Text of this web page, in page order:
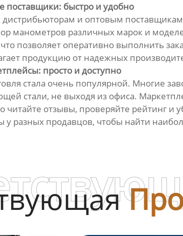
быстро и удобно
дистрибьюторам и оптовым
манометров различных марок и
позволяет оперативно выполнить
продукцию от надежных
просто и доступно
стала очень популярной. Многие
стали, не выходя из офиса.
читайте отзывы, проверяйте рейтинг и
разных продавцов, чтобы найти